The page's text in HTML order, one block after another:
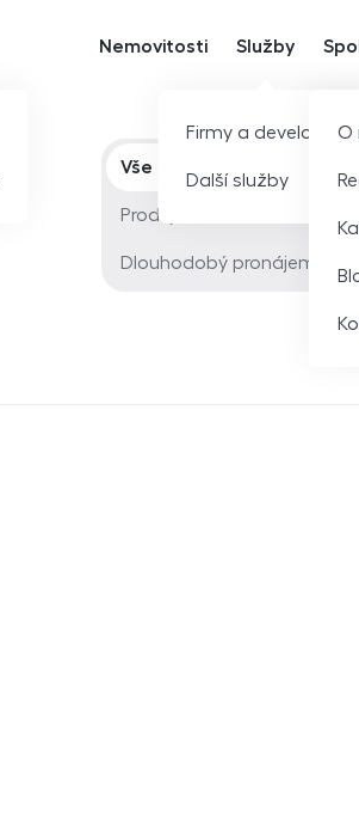
Nemovitosti Služby
Firmy a developeři
Další služby
O
Typ nabídky
Vše
Prodej
Dlouhodobý pronájem